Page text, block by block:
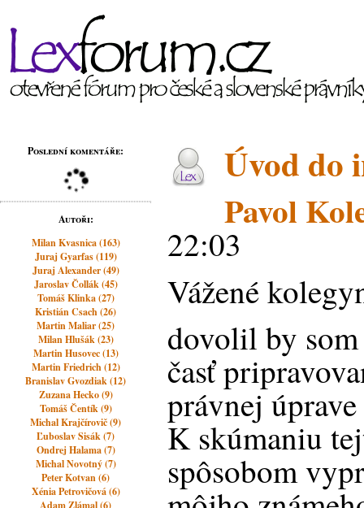
Poslední komentáře:
Autoři:
Milan Kvasnica (163)
Juraj Gyarfas (119)
Juraj Alexander (49)
Jaroslav Čollák (45)
Tomáš Klinka (27)
Kristián Csach (26)
Martin Maliar (25)
Milan Hlušák (23)
Martin Husovec (13)
Martin Friedrich (12)
Branislav Gvozdiak (12)
Zuzana Hecko (9)
Tomáš Čentík (9)
Michal Krajčírovič (9)
Ľuboslav Sisák (7)
Ondrej Halama (7)
Michal Novotný (7)
Peter Kotvan (6)
Xénia Petrovičová (6)
Adam Zlámal (6)
Úvod do
Pavol
22:03
Vážené
dovolil by
časť
právnej
K skúmaniu
spôsobom